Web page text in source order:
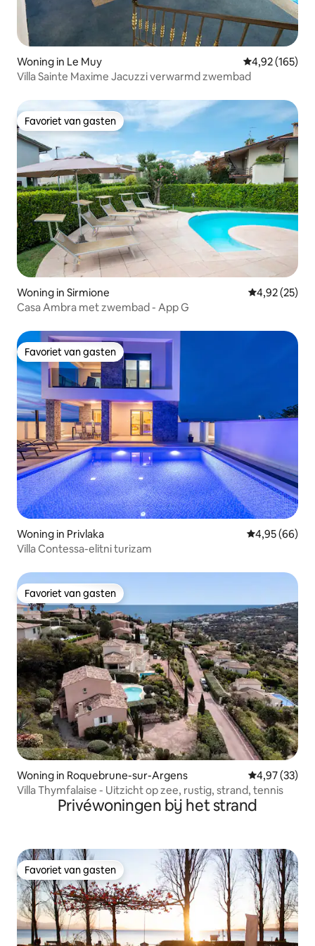
Woning in Le Muy Gemiddelde
4,92 (165)
Villa Sainte Maxime Jacuzzi verwarmd zwembad
Favoriet van gasten
Favoriet van gasten
Woning in Sirmione Gemiddelde
4,92 (25)
Casa Ambra met zwembad - App G
Favoriet van gasten
Favoriet van gasten
Woning in Privlaka Gemiddelde
4,95 (66)
Villa Contessa-elitni turizam
Favoriet van gasten
Favoriet van gasten
Woning in Roquebrune-sur-Argens Gemiddelde
4,97 (33)
Villa Thymfalaise - Uitzicht op zee, rustig, strand, tennis
Privéwoningen bij het strand
Favoriet van gasten
Favoriet van gasten